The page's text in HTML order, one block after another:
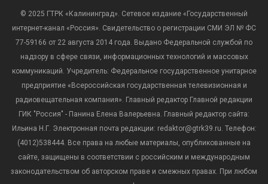
© 2025 ГТРК «Калининград». Сетевое издание «Государственный
интернет-канал «Россия». Свидетельство о регистрации СМИ ЭЛ № ФС
77-59166 от 22 августа 2014 года. Выдано Федеральной службой по
надзору в сфере связи, информационных технологий и массовых
коммуникаций. Учредитель: Федеральное государственное унитарное
предприятие «Всероссийская государственная телевизионная и
радиовещательная компания». Главный редактор Главной редакции
ГИК "Россия" - Панина Елена Валерьевна. Главный редактор сайта:
Ильина Н.Г. Электронная почта редакции: redaktor@gtrk39.ru. Телефон:
(4012)538444. Все права на любые материалы, опубликованные на
сайте, защищены в соответствии с российским и международным
законодательством об авторском праве и смежных правах. При любом